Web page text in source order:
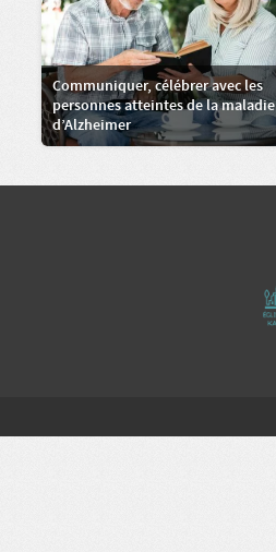
Communiquer, célébrer avec les
personnes atteintes de la maladie
d’Alzheimer